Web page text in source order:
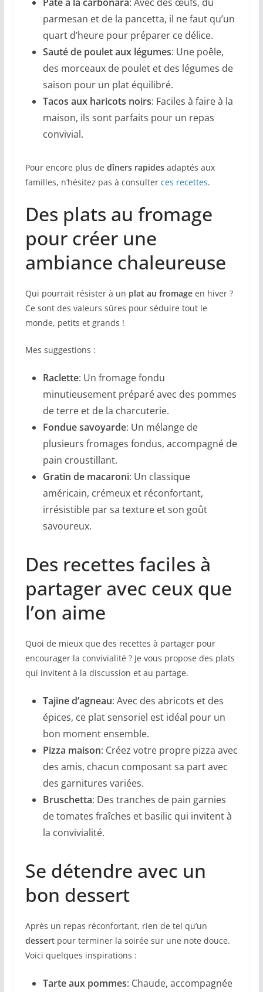
parmesan et de la pancetta, il ne faut qu’un
quart d’heure pour préparer ce délice.
Sauté de poulet aux légumes: Une poêle,
des morceaux de poulet et des légumes de
saison pour un plat équilibré.
Tacos aux haricots noirs: Faciles à faire à la
maison, ils sont parfaits pour un repas
convivial.
Pour encore plus de dîners rapidesadaptés aux
familles, n’hésitez pas à consulter ces recettes.
Des plats au fromage
pour créer une
ambiance chaleureuse
Qui pourrait résister à un plat au fromageen hiver ?
Ce sont des valeurs sûres pour séduire tout le
monde, petits et grands !
Mes suggestions :
Raclette: Un fromage fondu
minutieusement préparé avec des pommes
de terre et de la charcuterie.
Fondue savoyarde: Un mélange de
plusieurs fromages fondus, accompagné de
pain croustillant.
Gratin de macaroni: Un classique
américain, crémeux et réconfortant,
irrésistible par sa texture et son goût
savoureux.
Des recettes faciles à
partager avec ceux que
l’on aime
Quoi de mieux que des recettes à partager pour
encourager la convivialité ? Je vous propose des plats
qui invitent à la discussion et au partage.
Tajine d’agneau: Avec des abricots et des
épices, ce plat sensoriel est idéal pour un
bon moment ensemble.
Pizza maison: Créez votre propre pizza avec
des amis, chacun composant sa part avec
des garnitures variées.
Bruschetta: Des tranches de pain garnies
de tomates fraîches et basilic qui invitent à
la convivialité.
Se détendre avec un
bon dessert
Après un repas réconfortant, rien de tel qu’un
dessert pour terminer la soirée sur une note douce.
Voici quelques inspirations :
Tarte aux pommes: Chaude, accompagnée